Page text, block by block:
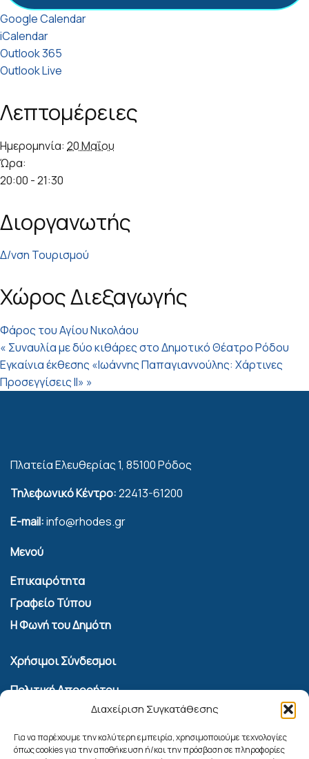
Διαχείριση Συγκατάθεσης
Για να παρέχουμε την καλύτερη εμπειρία, χρησιμοποιούμε τεχνολογίες
όπως cookies για την αποθήκευση ή/και την πρόσβαση σε πληροφορίες
Google Calendar
iCalendar
Outlook 365
Outlook Live
Λεπτομέρειες
Ημερομηνία: 20 Μαΐου
Ώρα:
20:00 - 21:30
Διοργανωτής
Δ/νση Τουρισμού
Χώρος Διεξαγωγής
Φάρος του Αγίου Νικολάου
« Συναυλία με δύο κιθάρες στο Δημοτικό Θέατρο Ρόδου
Εγκαίνια έκθεσης «Ιωάννης Παπαγιαννούλης: Χάρτινες
Προσεγγίσεις ΙΙ» »
Πλατεία Ελευθερίας 1, 85100 Ρόδος
Τηλεφωνικό Κέντρο:22413-61200
E-mail:info@rhodes.gr
Μενού
Επικαιρότητα
Γραφείο Τύπου
Η Φωνή του Δημότη
Χρήσιμοι Σύνδεσμοι
Πολιτική Απορρήτου
Όροι Χρήσης Υπηρεσίας Επικοινωνίας
Πολιτική Cookies (ΕΕ)